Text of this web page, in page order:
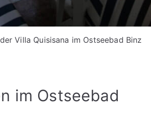
Villa Quisisana im Ostseebad Binz
im Ostseebad